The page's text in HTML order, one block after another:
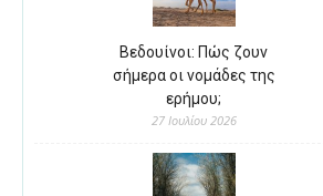
Βεδουίνοι: Πώς ζουν
σήμερα οι νομάδες της
ερήμου;
27 Ιουλίου 2026